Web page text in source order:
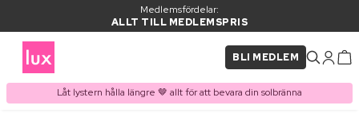
Medlemsfördelar:
ALLT TILL MEDLEMSPRIS
BLI MEDLEM
Låt lystern hålla längre 🤎 allt för att bevara din solbränna